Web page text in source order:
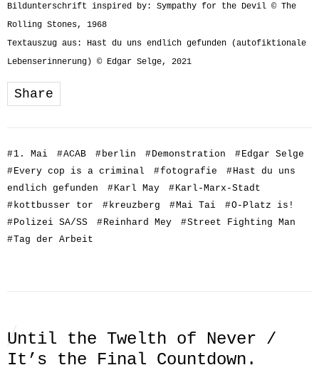
Bildunterschrift inspired by: Sympathy for the Devil © The
Rolling Stones, 1968
Textauszug aus: Hast du uns endlich gefunden (autofiktionale
Lebenserinnerung) © Edgar Selge, 2021
Share
#1. Mai #ACAB # berlin # Demonstration # Edgar Selge
# Every cop is a criminal #fotografie # Hast du uns
endlich gefunden
# Karl May # Karl-Marx-Stadt
# kottbusser tor # kreuzberg #Mai Tai #O-Platz is!
# Polizei SA/SS # Reinhard Mey #Street Fighting Man
#Tag der Arbeit
Until the Twelth of Never /
It’s the Final Countdown.